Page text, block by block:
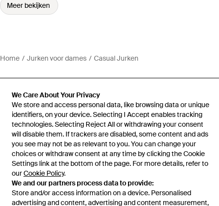
We Care About Your Privacy
We store and access personal data, like browsing data or unique
identifiers, on your device. Selecting I Accept enables tracking
technologies. Selecting Reject All or withdrawing your consent
will disable them. If trackers are disabled, some content and ads
you see may not be as relevant to you. You can change your
choices or withdraw consent at any time by clicking the Cookie
Settings link at the bottom of the page. For more details, refer to
ourCookie Policy.
We and our partners process data to provide:
Store and/or access information on a device. Personalised
advertising and content, advertising and content measurement,
Meer bekijken
Home Jurken voor dames Casual Jurken
Hulp en informatie